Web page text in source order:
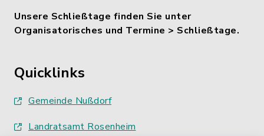
Unsere Schließtage finden Sie unter
Organisatorisches und Termine > Schließtage.
Quicklinks
Gemeinde Nußdorf
Landratsamt Rosenheim